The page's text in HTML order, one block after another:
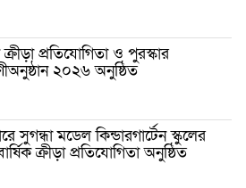
ক্রীড়া প্রতিযোগিতা ও পুরস্কার
২০২৬ অনুষ্ঠিত
সুগন্ধা মডেল কিন্ডারগার্টেন স্কুলের
ক্রীড়া প্রতিযোগিতা অনুষ্ঠিত